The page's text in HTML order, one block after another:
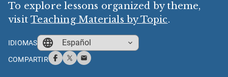
To explore lessons organized by theme,
visitTeaching Materials by Topic.
IDIOMAS Español
COMPARTIR